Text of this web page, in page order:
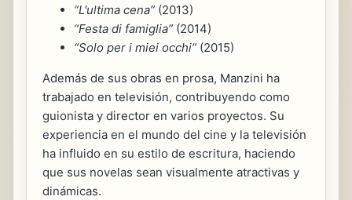
“L'ultima cena” (2013)
“Festa di famiglia” (2014)
“Solo per i miei occhi” (2015)
Además de sus obras en prosa, Manzini ha
trabajado en televisión, contribuyendo como
guionista y director en varios proyectos. Su
experiencia en el mundo del cine y la televisión
ha influido en su estilo de escritura, haciendo
que sus novelas sean visualmente atractivas y
dinámicas.